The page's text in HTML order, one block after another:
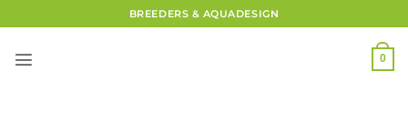
Inhalt
springen
BREEDERS & AQUADESIGN
0